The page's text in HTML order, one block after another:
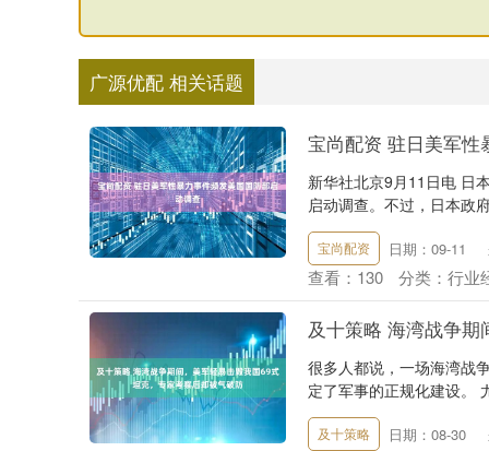
广源优配 相关话题
宝尚配资 驻日美军
新华社北京9月11日电 日
启动调查。不过，日本政
宝尚配资 日期：09-11
查看： 130 分类： 行业
及十策略 海湾战争
很多人都说，一场海湾战
定了军事的正规化建设。
及十策略 日期：08-30